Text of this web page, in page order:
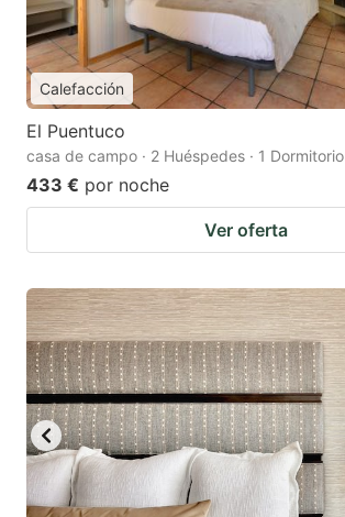
Calefacción
El Puentuco
casa de campo · 2 Huéspedes · 1 Dormitorio
433 € por noche
Ver oferta